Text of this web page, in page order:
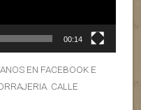
00:14
EN FACEBOOK E
CALLE